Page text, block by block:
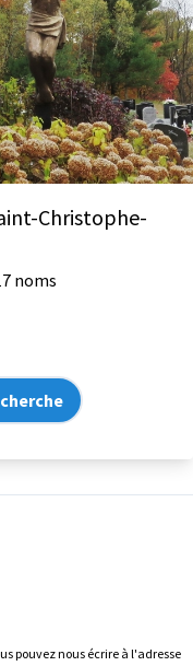
Christophe-
noms
pouvez nous écrire à l'adresse